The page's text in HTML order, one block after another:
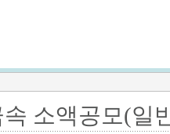
소액공모(일